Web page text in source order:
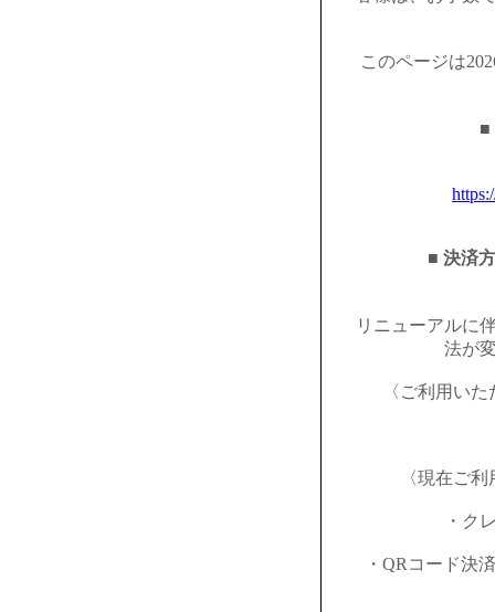
このページは
■
■ 決済
リニューアルに
法が
〈ご利用い
〈現在ご
・ク
・QRコード決